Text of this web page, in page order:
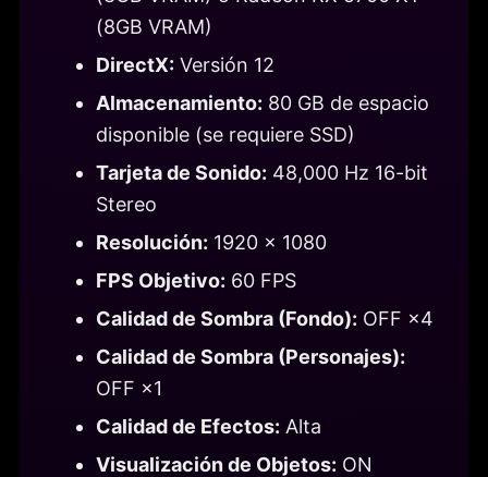
(8GB VRAM)
DirectX: Versión 12
Almacenamiento: 80 GB de espacio
disponible (se requiere SSD)
Tarjeta de Sonido: 48,000 Hz 16-bit
Stereo
Resolución: 1920 × 1080
FPS Objetivo: 60 FPS
Calidad de Sombra (Fondo): OFF ×4
Calidad de Sombra (Personajes):
OFF ×1
Calidad de Efectos: Alta
Visualización de Objetos: ON